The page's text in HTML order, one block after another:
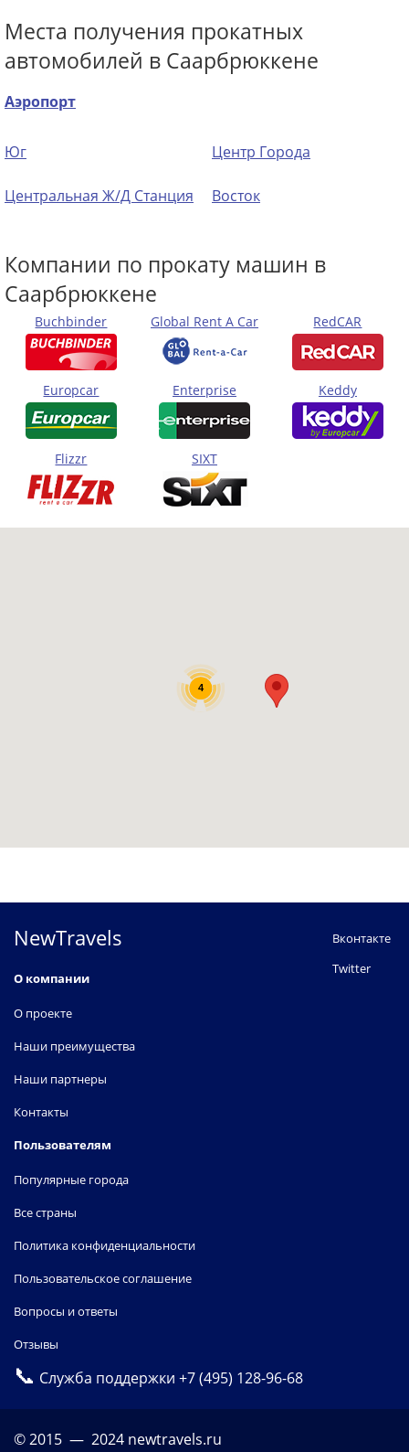
Места получения прокатных
автомобилей в Саарбрюккене
Аэропорт
Юг
Центральная Ж/Д Станция
Центр Города
Восток
Компании по прокату машин в
Саарбрюккене
Buchbinder Global Rent A Car RedCAR
Europcar Enterprise Keddy
Flizzr SIXT
4
NewTravels
О компании
О проекте
Наши преимущества
Наши партнеры
Контакты
Пользователям
Популярные города
Все страны
Политика конфиденциальности
Пользовательское соглашение
Вопросы и ответы
Отзывы
Вконтакте
Twitter
📞 Служба поддержки +7 (495) 128-96-68
© 2015 — 2024 newtravels.ru